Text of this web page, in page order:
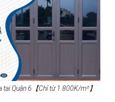
Quận 6【Chỉ từ 1.800K/m²】